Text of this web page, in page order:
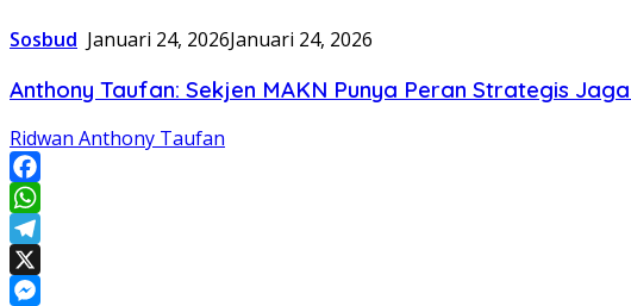
Sosbud Januari 24, 2026Januari 24, 2026
Anthony Taufan: Sekjen MAKN Punya Peran Strategis
Ridwan Anthony Taufan
Facebook
WhatsApp
Telegram
X